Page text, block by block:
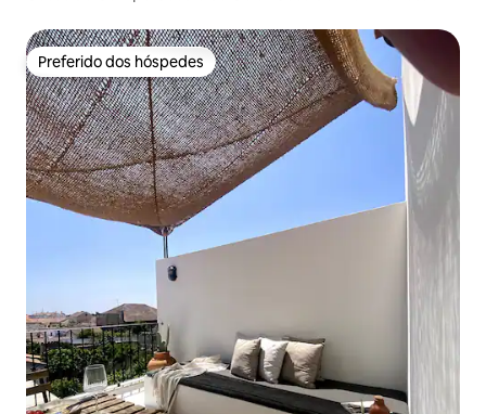
Preferido dos hóspedes
Preferido dos hóspedes